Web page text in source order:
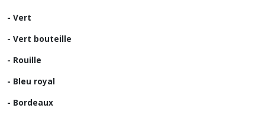
- Vert
- Vert bouteille
- Rouille
- Bleu royal
- Bordeaux